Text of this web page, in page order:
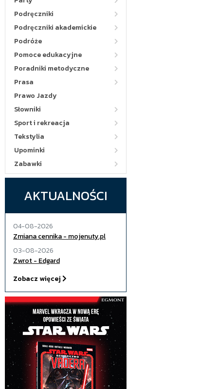
Podręczniki
Podręczniki akademickie
Podróże
Pomoce edukacyjne
Poradniki metodyczne
Prasa
Prawo Jazdy
Słowniki
Sport i rekreacja
Tekstylia
Upominki
Zabawki
AKTUALNOŚCI
04-08-2026
Zmiana cennika - mojenuty.pl
03-08-2026
Zwrot - Edgard
Zobacz więcej